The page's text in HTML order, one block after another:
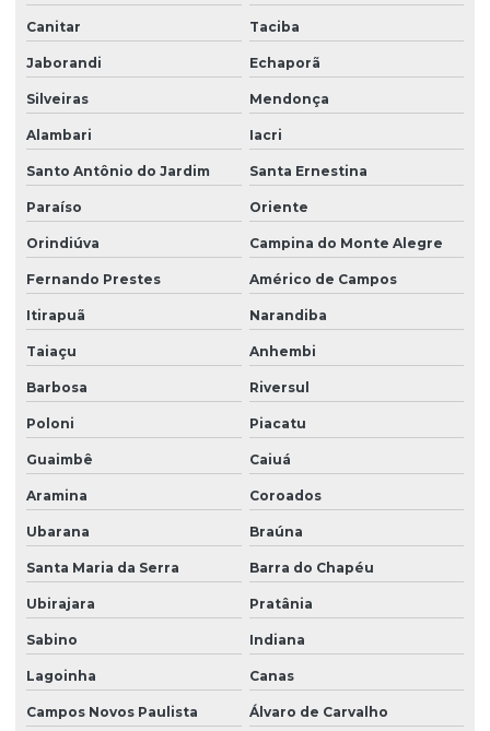
Canitar Taciba
Jaborandi Echaporã
Silveiras Mendonça
Alambari Iacri
Santo Antônio do Jardim Santa Ernestina
Paraíso Oriente
Orindiúva Campina do Monte Alegre
Fernando Prestes Américo de Campos
Itirapuã Narandiba
Taiaçu Anhembi
Barbosa Riversul
Poloni Piacatu
Guaimbê Caiuá
Aramina Coroados
Ubarana Braúna
Santa Maria da Serra Barra do Chapéu
Ubirajara Pratânia
Sabino Indiana
Lagoinha Canas
Campos Novos Paulista Álvaro de Carvalho